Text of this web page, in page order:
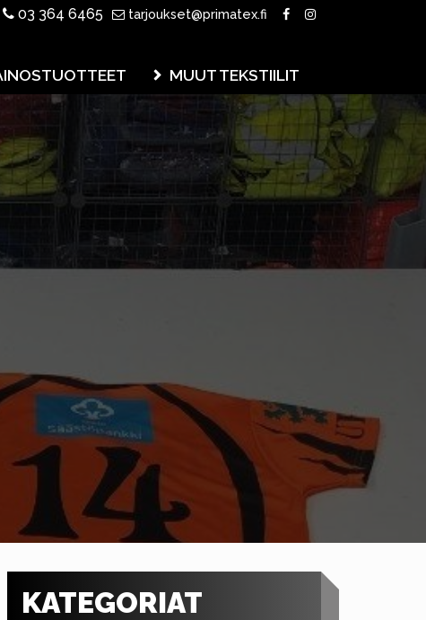
03 364 6465 tarjoukset@primatex.fi
MUUT TEKSTIILIT
KATEGORIAT